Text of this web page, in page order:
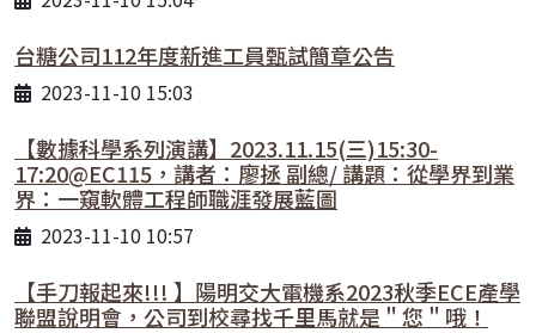
台糖公司112年度新進工員甄試簡章公告
2023-11-10 15:03
【數據科學系列演講】2023.11.15(三)15:30-
17:20@EC115，講者：廖拯 副總/ 講題：從學界到業
界：一窺軟體工程師職涯發展藍圖
2023-11-10 10:57
【手刀報起來!!! 】陽明交大電機系2023秋季ECE產學
聯盟說明會，公司到校尋找千里馬就是＂您＂哦！